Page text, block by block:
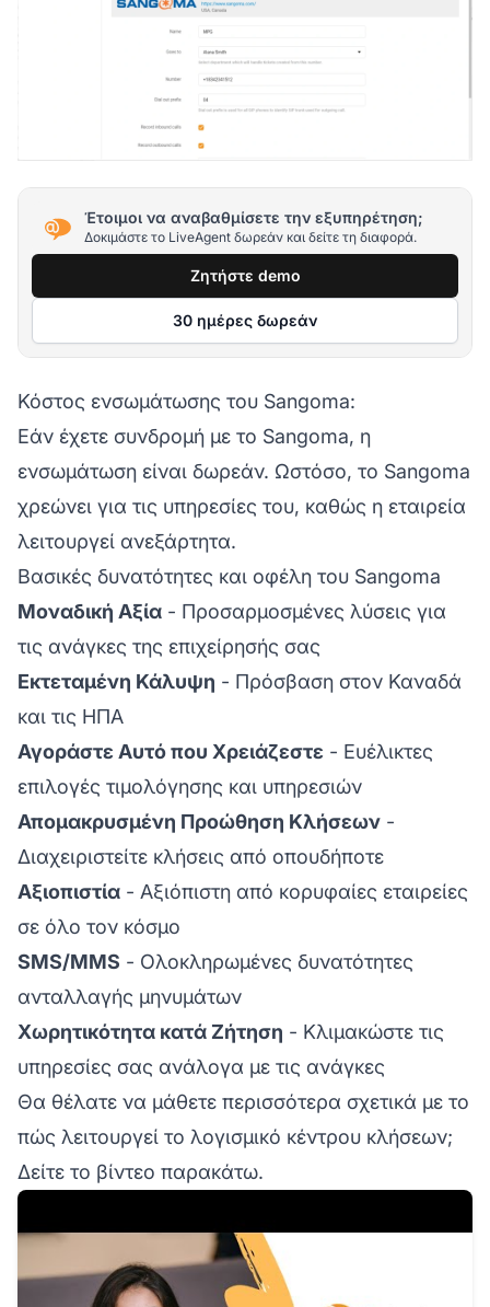
Έτοιμοι να αναβαθμίσετε την εξυπηρέτηση;
Δοκιμάστε το LiveAgent δωρεάν και δείτε τη διαφορά.
Ζητήστε demo
30 ημέρες δωρεάν
Κόστος ενσωμάτωσης του Sangoma:
Εάν έχετε συνδρομή με το Sangoma, η
ενσωμάτωση είναι δωρεάν. Ωστόσο, το Sangoma
χρεώνει για τις υπηρεσίες του, καθώς η εταιρεία
λειτουργεί ανεξάρτητα.
Βασικές δυνατότητες και οφέλη του Sangoma
Μοναδική Αξία - Προσαρμοσμένες λύσεις για
τις ανάγκες της επιχείρησής σας
Εκτεταμένη Κάλυψη - Πρόσβαση στον Καναδά
και τις ΗΠΑ
Αγοράστε Αυτό που Χρειάζεστε - Ευέλικτες
επιλογές τιμολόγησης και υπηρεσιών
Απομακρυσμένη Προώθηση Κλήσεων -
Διαχειριστείτε κλήσεις από οπουδήποτε
Αξιοπιστία - Αξιόπιστη από κορυφαίες εταιρείες
σε όλο τον κόσμο
SMS/MMS - Ολοκληρωμένες δυνατότητες
ανταλλαγής μηνυμάτων
Χωρητικότητα κατά Ζήτηση - Κλιμακώστε τις
υπηρεσίες σας ανάλογα με τις ανάγκες
Θα θέλατε να μάθετε περισσότερα σχετικά με το
πώς λειτουργεί το λογισμικό κέντρου κλήσεων;
Δείτε το βίντεο παρακάτω.